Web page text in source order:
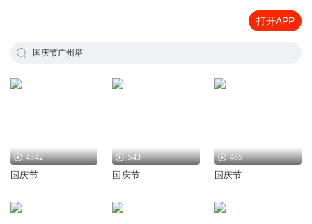
打开APP
国庆节广州塔
4542
国庆节
543
国庆节
465
国庆节